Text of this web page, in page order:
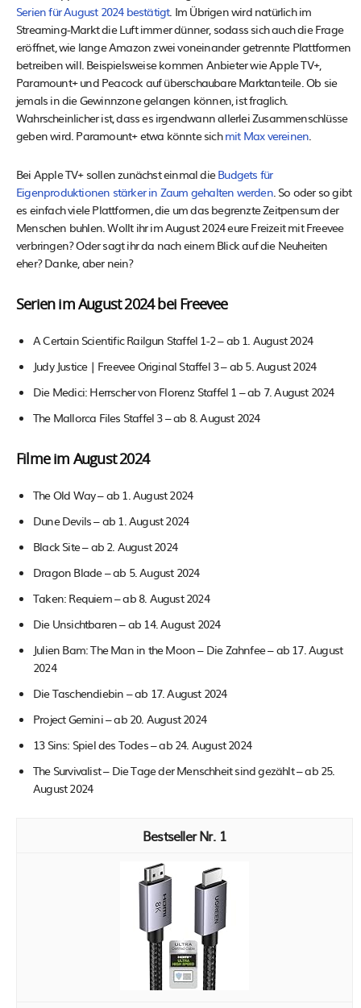
Serien für August 2024 bestätigt. Im Übrigen wird natürlich im
Streaming-Markt die Luft immer dünner, sodass sich auch die Frage
eröffnet, wie lange Amazon zwei voneinander getrennte Plattformen
betreiben will. Beispielsweise kommen Anbieter wie Apple TV+,
Paramount+ und Peacock auf überschaubare Marktanteile. Ob sie
jemals in die Gewinnzone gelangen können, ist fraglich.
Wahrscheinlicher ist, dass es irgendwann allerlei Zusammenschlüsse
geben wird. Paramount+ etwa könnte sichmit Max vereinen
Bei Apple TV+ sollen zunächst einmal dieBudgets für
Eigenproduktionen stärker in Zaum gehalten werden. So oder so gibt
es einfach viele Plattformen, die um das begrenzte Zeitpensum der
Menschen buhlen. Wollt ihr im August 2024 eure Freizeit mit Freevee
verbringen? Oder sagt ihr da nach einem Blick auf die Neuheiten
eher? Danke, aber nein?
Serien im August 2024 bei Freevee
A Certain Scientific Railgun Staffel 1-2 – ab 1. August 2024
Judy Justice | Freevee Original Staffel 3 – ab 5. August 2024
Die Medici: Herrscher von Florenz Staffel 1 – ab 7. August 2024
The Mallorca Files Staffel 3 – ab 8. August 2024
Filme im August 2024
The Old Way – ab 1. August 2024
Dune Devils – ab 1. August 2024
Black Site – ab 2. August 2024
Dragon Blade – ab 5. August 2024
Taken: Requiem – ab 8. August 2024
Die Unsichtbaren – ab 14. August 2024
Julien Bam: The Man in the Moon – Die Zahnfee – ab 17. August
2024
Die Taschendiebin – ab 17. August 2024
Project Gemini – ab 20. August 2024
13 Sins: Spiel des Todes – ab 24. August 2024
The Survivalist – Die Tage der Menschheit sind gezählt – ab 25.
August 2024
1